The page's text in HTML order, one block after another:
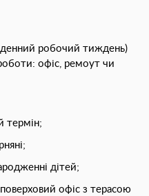
робочий тиждень)
офіс, ремоут чи
термін;
дітей;
офіс з терасою